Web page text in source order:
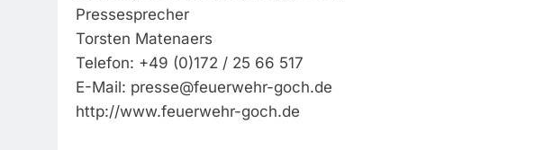
Pressesprecher
Torsten Matenaers
Telefon: +49 (0)172 / 25 66 517
E-Mail: presse@feuerwehr-goch.de
http://www.feuerwehr-goch.de